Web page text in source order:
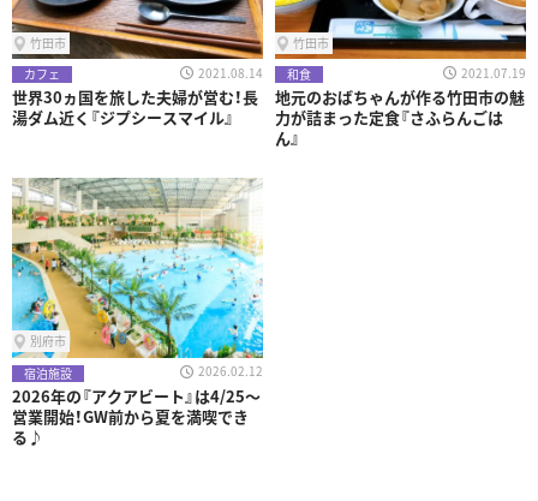
竹田市
カフェ
2021.08.14
世界30ヵ国を旅した夫婦が営む！長
湯ダム近く『ジプシースマイル』
竹田市
和食
2021.07.19
地元のおばちゃんが作る竹田市の魅
力が詰まった定食『さふらんごは
ん』
別府市
宿泊施設
2026.02.12
2026年の『アクアビート』は4/25～
営業開始！GW前から夏を満喫でき
る♪